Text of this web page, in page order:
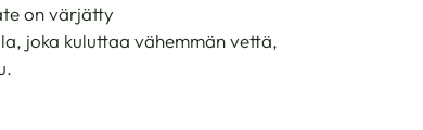
on värjätty
joka kuluttaa vähemmän vettä,